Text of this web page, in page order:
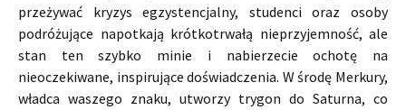
przeżywać kryzys egzystencjalny, studenci oraz osoby
podróżujące napotkają krótkotrwałą nieprzyjemność, ale
stan ten szybko minie i nabierzecie ochotę na
nieoczekiwane, inspirujące doświadczenia. W środę Merkury,
władca waszego znaku, utworzy trygon do Saturna, co